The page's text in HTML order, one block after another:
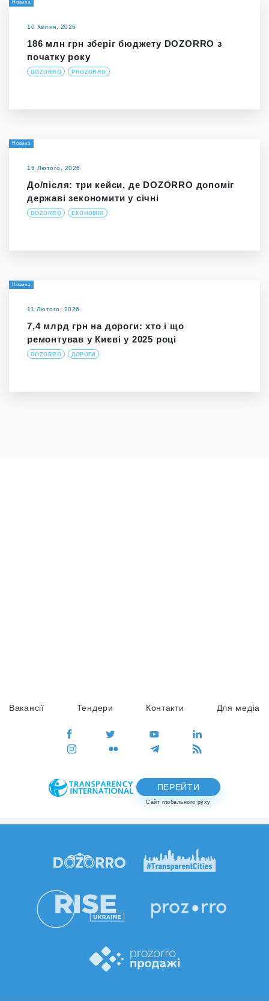
Новина
10 Квітня, 2026
186 млн грн зберіг бюджету DOZORRO з
початку року
DOZORRO PROZORRO
Новина
16 Лютого, 2026
До/після: три кейси, де DOZORRO допоміг
державі зекономити у січні
DOZORRO ЕКОНОМІЯ
Новина
11 Лютого, 2026
7,4 млрд грн на дороги: хто і що
ремонтував у Києві у 2025 році
DOZORRO ДОРОГИ
Вакансії Тендери Контакти Для медіа
ПЕРЕЙТИ
Сайт глобального руху